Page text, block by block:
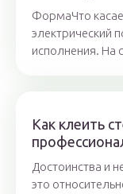
ФормаЧто
электрический
исполнения. На
Как клеить
Достоинства и
это